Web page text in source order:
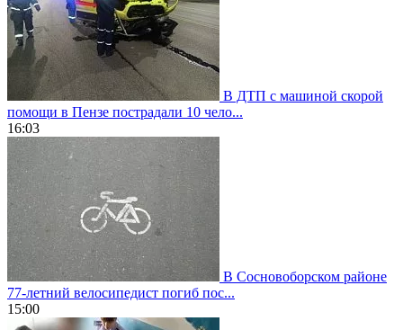
В ДТП с машиной скорой
помощи в Пензе пострадали 10 чело...
16:03
В Сосновоборском районе
77-летний велосипедист погиб пос...
15:00